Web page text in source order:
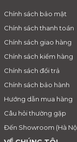
Chính sách bảo mật
Chính sách thanh toán
Chính sách giao hàng
Chính sách kiểm hàng
Chính sách đổi trả
Chính sách bảo hành
Hướng dẫn mua hàng
Câu hỏi thường gặp
Đến Showroom (Hà